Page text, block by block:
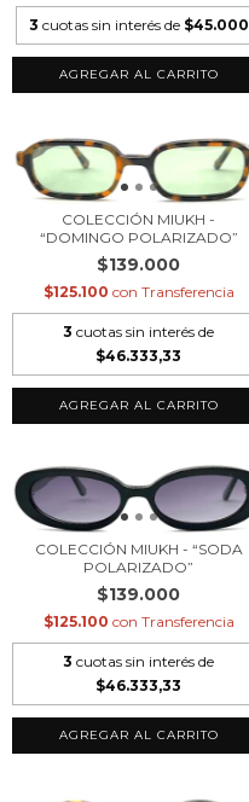
3 cuotas sin interés de $45.000
COLECCIÓN MIUKH -
“DOMINGO POLARIZADO”
$139.000
$125.100 con Transferencia
3 cuotas sin interés de
$46.333,33
COLECCIÓN MIUKH - “SODA
POLARIZADO”
$139.000
$125.100 con Transferencia
3 cuotas sin interés de
$46.333,33